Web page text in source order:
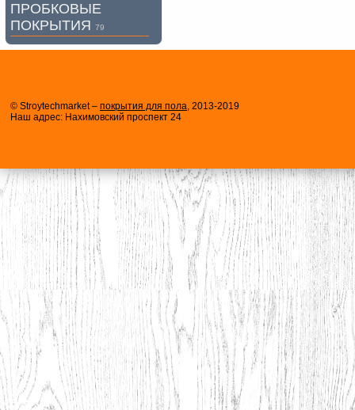
ПРОБКОВЫЕ
ПОКРЫТИЯ 79
© Stroytechmarket – покрытия для пола , 2013-2019
Наш адрес: Нахимовский проспект 24